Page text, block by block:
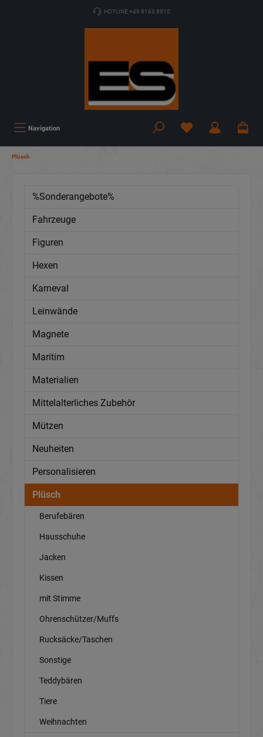
HOTLINE +49 9163 8910
Navigation
Plüsch
%Sonderangebote%
Fahrzeuge
Figuren
Hexen
Karneval
Leinwände
Magnete
Maritim
Materialien
Mittelalterliches Zubehör
Mützen
Neuheiten
Personalisieren
Plüsch
Berufebären
Hausschuhe
Jacken
Kissen
mit Stimme
Ohrenschützer/Muffs
Rucksäcke/Taschen
Sonstige
Teddybären
Tiere
Weihnachten